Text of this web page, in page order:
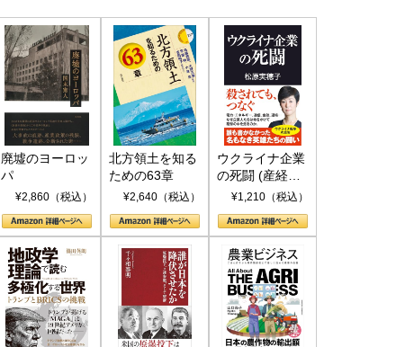
廃墟のヨーロッ
パ
¥2,860（税込）
北方領土を知る
ための63章
¥2,640（税込）
ウクライナ企業
の死闘 (産経セ
レクト S 039)
¥1,210（税込）